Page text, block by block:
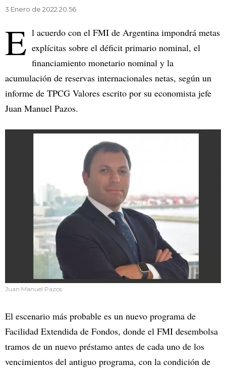
3 Enero de 2022 20.56
E l acuerdo con el FMI de Argentina impondrá metas
explícitas sobre el déficit primario nominal, el
financiamiento monetario nominal y la
acumulación de reservas internacionales netas, según un
informe de TPCG Valores escrito por su economista jefe
Juan Manuel Pazos.
Juan Manuel Pazos
El escenario más probable es un nuevo programa de
Facilidad Extendida de Fondos, donde el FMI desembolsa
tramos de un nuevo préstamo antes de cada uno de los
vencimientos del antiguo programa, con la condición de